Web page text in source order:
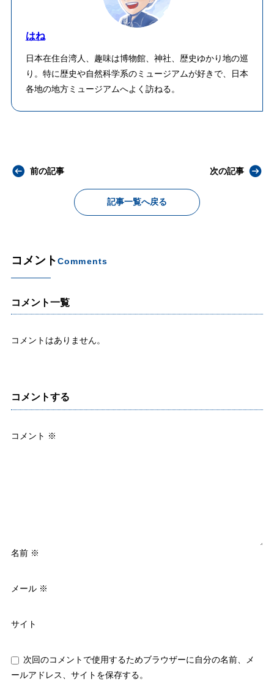
はね
日本在住台湾人、趣味は博物館、神社、歴史ゆかり地の巡
り。特に歴史や自然科学系のミュージアムが好きで、日本
各地の地方ミュージアムへよく訪ねる。
前の記事
記事一覧へ戻る
次の記事
コメントComments
コメント一覧
コメントはありません。
コメントする
コメント ※
名前 ※
メール ※
サイト
次回のコメントで使用するためブラウザーに自分の名前、メ
ールアドレス、サイトを保存する。